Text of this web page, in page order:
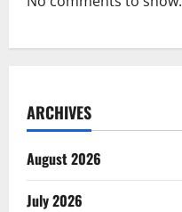
ARCHIVES
August 2026
July 2026